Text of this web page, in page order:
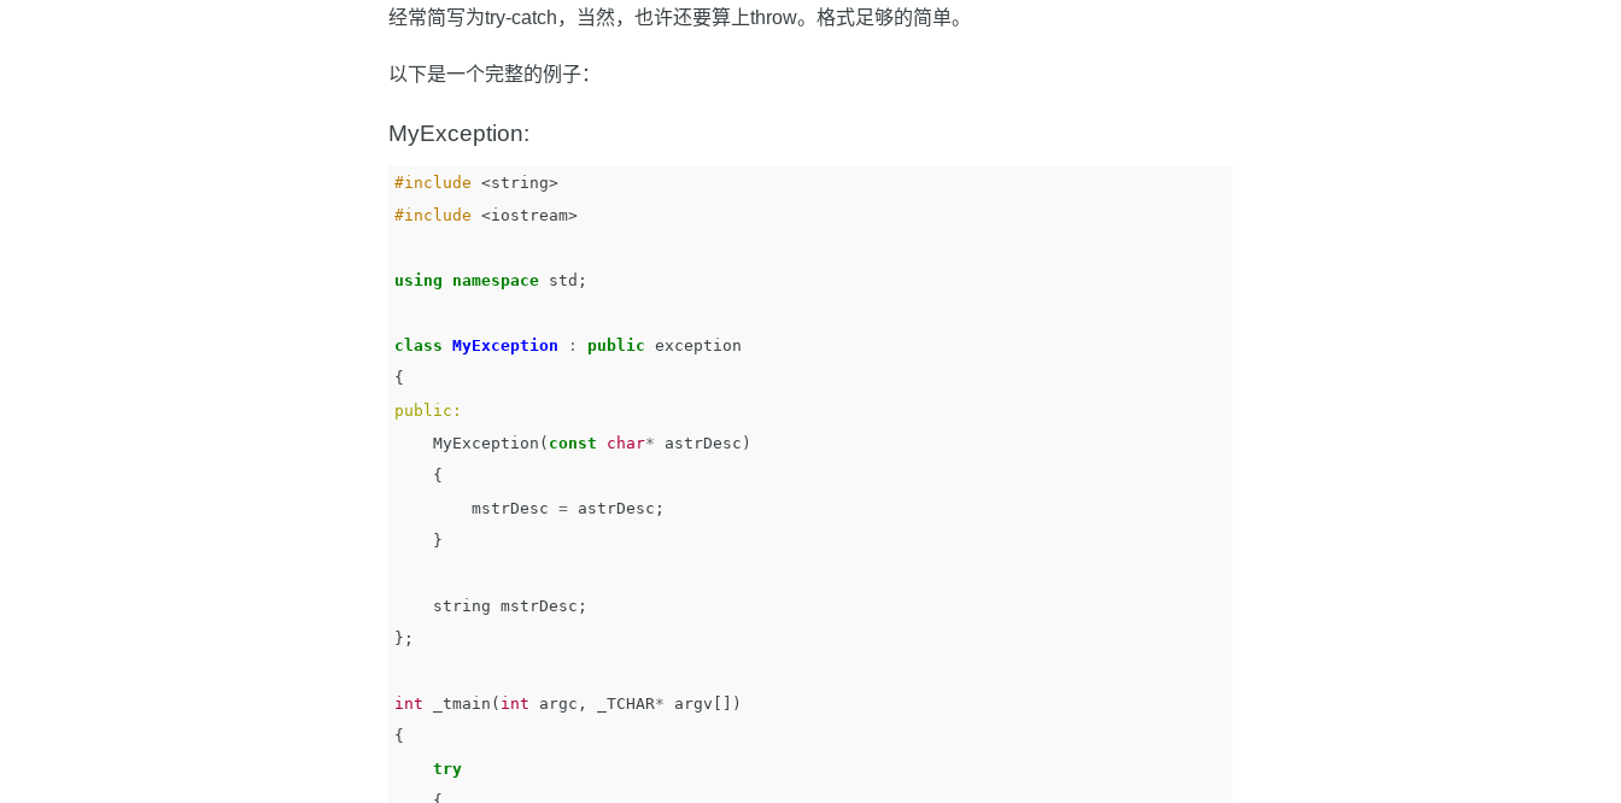
经常简写为try-catch，当然，也许还要算上throw。格式足够的简单。
以下是一个完整的例子：
MyException:
#include <string>
#include <iostream>
using namespace std ;
class MyException : public exception
{
public:
MyException ( const char* astrDesc )
{
mstrDesc = astrDesc ;
}
string mstrDesc ;
};
int _tmain ( int argc , _TCHAR* argv [])
{
try